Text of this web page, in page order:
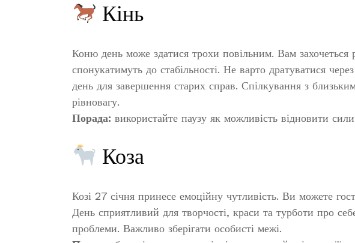
Кінь
Коню день може здатися трохи повільним. Вам захочеться
спонукатимуть до стабільності. Не варто дратуватися
день для завершення старих справ. Спілкування з
рівновагу.
Порада: використайте паузу як можливість відновити
Коза
Козі 27 січня принесе емоційну чутливість. Ви можете
День сприятливий для творчості, краси та турботи про
проблеми. Важливо зберігати особисті межі.